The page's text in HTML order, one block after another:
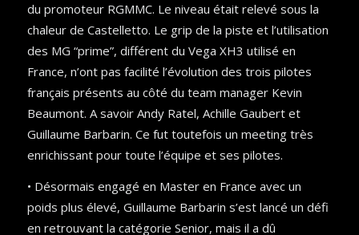
du promoteur RGMMC. Le niveau était relevé sous la
chaleur de Castelletto. Le grip de la piste et l’utilisation
des MG “prime”, différent du Vega XH3 utilisé en
France, n’ont pas facilité l’évolution des trois pilotes
français présents au côté du team manager Kevin
Beaumont. A savoir Andy Ratel, Achille Gaubert et
Guillaume Barbarin. Ce fut toutefois un meeting très
enrichissant pour toute l’équipe et ses pilotes.
• Désormais engagé en Master en France avec un
poids plus élevé, Guillaume Barbarin s’est lancé un défi
en retrouvant la catégorie Senior, mais il a dû